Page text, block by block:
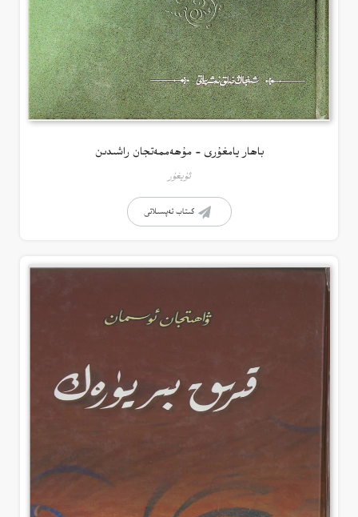
باھار يامغۇرى – مۇھەممەتجان راشىدىن
ئۇيغۇر
كىتاب تەپسىلاتى